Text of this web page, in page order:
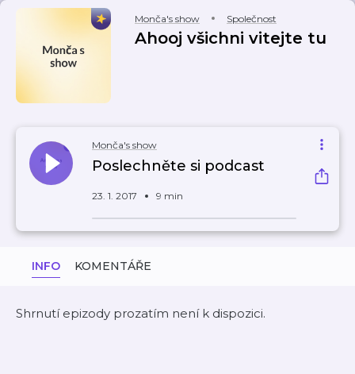
Monča's show Společnost
Ahooj všichni vitejte tu
Monča's show
Poslechněte si podcast
23. 1. 2017 9 min
INFO KOMENTÁŘE
Shrnutí epizody prozatím není k dispozici.